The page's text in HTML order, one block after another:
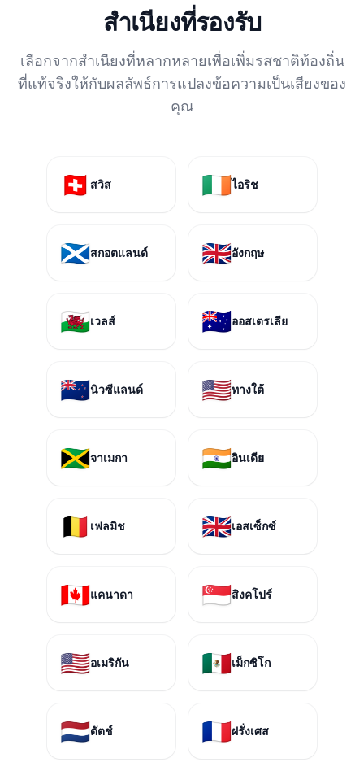
สำเนียงที่รองรับ
เลือกจากสำเนียงที่หลากหลายเพื่อเพิ่มรสชาติท้องถิ่น
ที่แท้จริงให้กับผลลัพธ์การแปลงข้อความเป็นเสียงของ
คุณ
🇨🇭 สวิส 🇮🇪ไอริช
🏴󠁧󠁢󠁳󠁣󠁴󠁿สกอตแลนด์ 🇬🇧อังกฤษ
🏴󠁧󠁢󠁷󠁬󠁳󠁿เวลส์ 🇦🇺ออสเตรเลีย
🇳🇿นิวซีแลนด์ 🇺🇸ทางใต้
🇯🇲จาเมกา 🇮🇳อินเดีย
🇧🇪 เฟลมิช 🇬🇧เอสเซ็กซ์
🇨🇦แคนาดา 🇸🇬สิงคโปร์
🇺🇸อเมริกัน 🇲🇽เม็กซิโก
🇳🇱ดัตช์ 🇫🇷ฝรั่งเศส